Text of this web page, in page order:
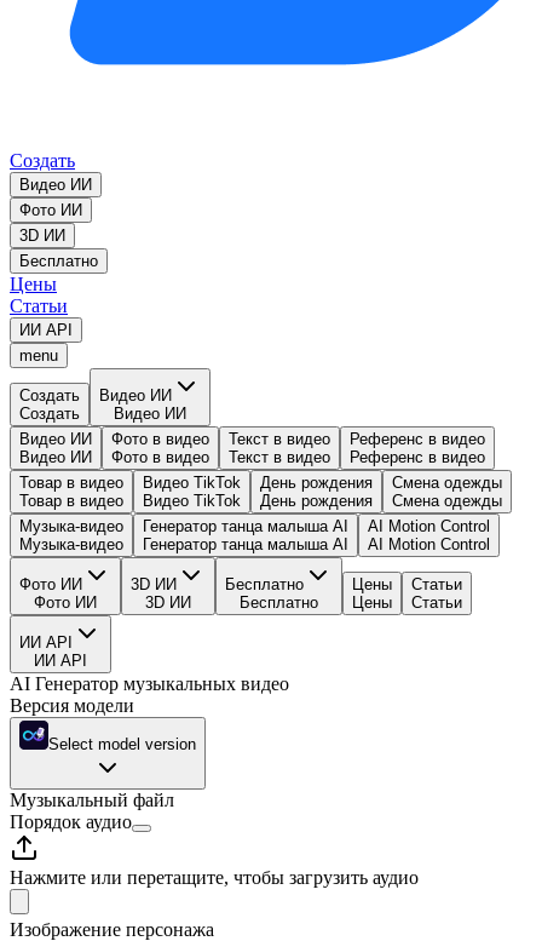
Создать
Видео ИИ
Фото ИИ
3D ИИ
Бесплатно
Цены
Статьи
ИИ API
menu
Создать
Создать
Видео ИИ
Видео ИИ
Видео ИИ
Видео ИИ
Фото в видео
Фото в видео
Текст в видео
Текст в видео
Референс в видео
Референс в видео
Товар в видео
Товар в видео
Видео TikTok
Видео TikTok
День рождения
День рождения
Смена одежды
Смена одежды
Музыка-видео
Музыка-видео
Генератор танца малыша AI
Генератор танца малыша AI
AI Motion Control
AI Motion Control
Фото ИИ
Фото ИИ
3D ИИ
3D ИИ
Бесплатно
Бесплатно
Цены
Цены
Статьи
Статьи
ИИ API
ИИ API
AI Генератор музыкальных видео
Версия модели
Select model version
Музыкальный файл
Порядок аудио
Нажмите или перетащите, чтобы загрузить аудио
Изображение персонажа